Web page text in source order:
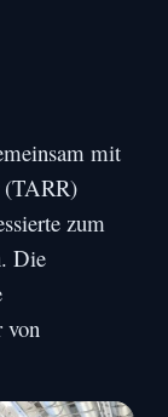
mit
(TARR)
zum
Die
von